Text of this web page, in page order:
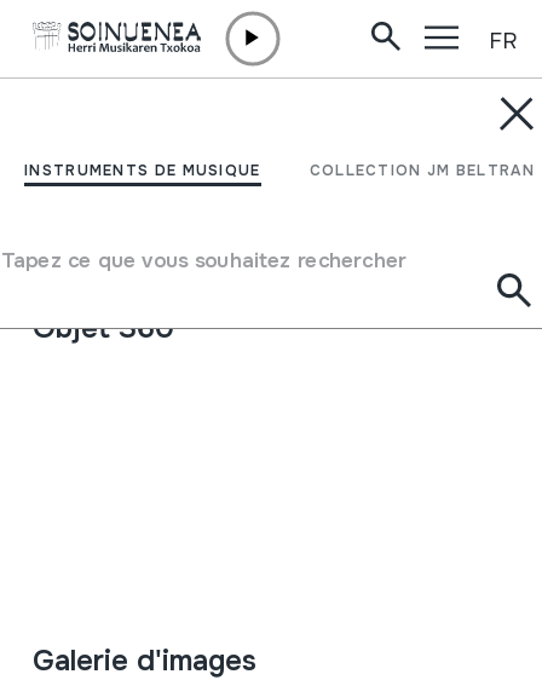
INSTRUMENTS DE MUSIQUE COLLECTION JM BELTRAN
Tapez ce que vous souhaitez rechercher
FR
BULLROARER; Zumbador
Type d'instrument de musique
Aérophones
Objet 360º
Galerie d'images